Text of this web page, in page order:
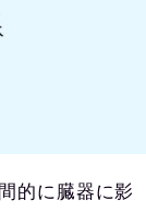
的に臓器に影